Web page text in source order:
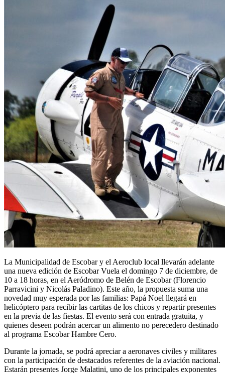
La Municipalidad de Escobar y el Aeroclub local llevarán adelante
una nueva edición de Escobar Vuela el domingo 7 de diciembre, de
10 a 18 horas, en el Aeródromo de Belén de Escobar (Florencio
Parravicini y Nicolás Paladino). Este año, la propuesta suma una
novedad muy esperada por las familias: Papá Noel llegará en
helicóptero para recibir las cartitas de los chicos y repartir presentes
en la previa de las fiestas. El evento será con entrada gratuita, y
quienes deseen podrán acercar un alimento no perecedero destinado
al programa Escobar Hambre Cero.
Durante la jornada, se podrá apreciar a aeronaves civiles y militares
con la participación de destacados referentes de la aviación nacional.
Estarán presentes Jorge Malatini, uno de los principales exponentes